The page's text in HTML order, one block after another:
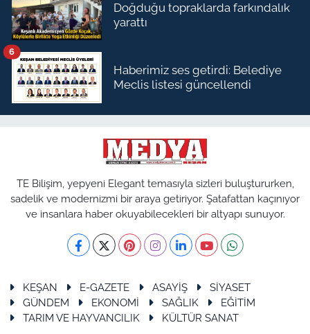
Doğduğu topraklarda farkındalık
yarattı
Haberimiz ses getirdi: Belediye
Meclis listesi güncellendi
6
TE Bilişim, yepyeni Elegant temasıyla sizleri buluştururken,
sadelik ve modernizmi bir araya getiriyor. Şatafattan kaçınıyor
ve insanlara haber okuyabilecekleri bir altyapı sunuyor.
KEŞAN E-GAZETE ASAYİŞ
SİYASET
GÜNDEM
EKONOMİ SAĞLIK
EĞİTİM
TARIM VE HAYVANCILIK
KÜLTÜR SANAT